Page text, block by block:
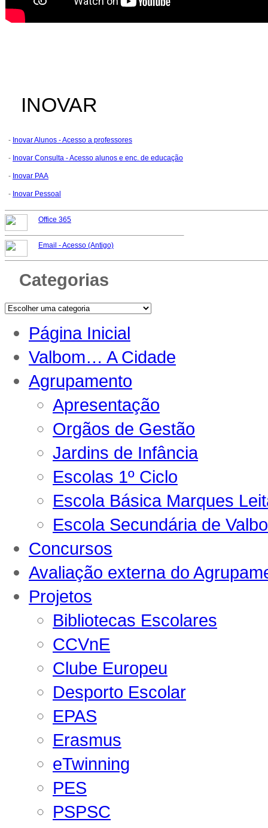
INOVAR
- Inovar Alunos - Acesso a professores
- Inovar Consulta - Acesso alunos e enc. de educação
- Inovar PAA
- Inovar Pessoal
Office 365
Email -Acesso (Antigo)
Categorias
Página Inicial
Valbom… A Cidade
Agrupamento
Apresentação
Orgãos de Gestão
Jardins de Infância
Escolas 1º Ciclo
Escola Básica Marques
Escola Secundária de
Concursos
Avaliação externa do
Projetos
Bibliotecas Escolares
CCVnE
Clube Europeu
Desporto Escolar
EPAS
Erasmus
eTwinning
PES
PSPSC